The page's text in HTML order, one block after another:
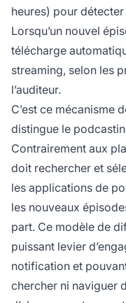
heures) pour
Lorsqu’un nouvel
télécharge
streaming, selon les
l’auditeur.
C’est ce mécanisme
distingue le
Contrairement aux
doit rechercher et
les applications de
les nouveaux
part. Ce modèle de
puissant levier
notification et
chercher ni naviguer